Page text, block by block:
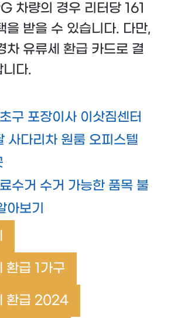
차량의 경우 리터당 161
을 받을 수 있습니다. 다만,
차 유류세 환급 카드로 결
니다.
구 포장이사 이삿짐센터
다리차 원룸 오피스텔
수거 수거 가능한 품목 불
아보기
환급 1가구
환급 2024